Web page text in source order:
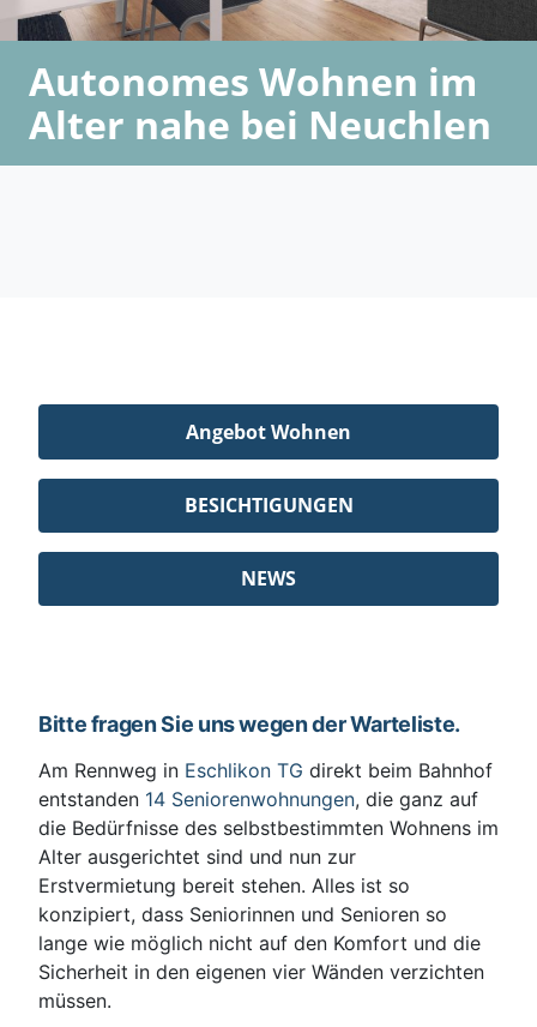
Autonomes Wohnen im
Alter nahe bei Neuchlen
Angebot Wohnen
BESICHTIGUNGEN
NEWS
Bitte fragen Sie uns wegen der Warteliste.
Am Rennweg in Eschlikon TG direkt beim Bahnhof
entstanden 14 Seniorenwohnungen, die ganz auf
die Bedürfnisse des selbstbestimmten Wohnens im
Alter ausgerichtet sind und nun zur
Erstvermietung bereit stehen. Alles ist so
konzipiert, dass Seniorinnen und Senioren so
lange wie möglich nicht auf den Komfort und die
Sicherheit in den eigenen vier Wänden verzichten
müssen.